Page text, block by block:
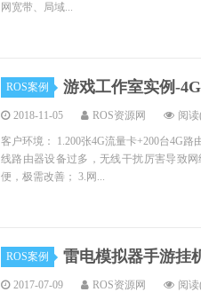
网宽带、局域...
ROS案例 游戏工作室实例-
2018-11-05 ROS资源网 阅读
客户环境： 1.200张4G流量卡+200台4G路
线路由器设备过多，无线干扰厉害导致
便，极需改善； 3.网...
ROS案例 雷电模拟器手游挂
2017-07-09 ROS资源网 阅读